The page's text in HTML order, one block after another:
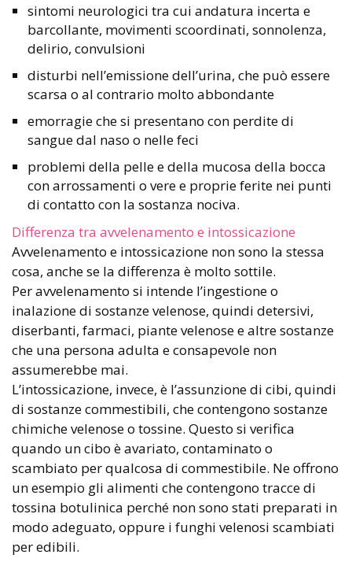
sintomi neurologici tra cui andatura incerta e
barcollante, movimenti scoordinati, sonnolenza,
delirio, convulsioni
disturbi nell’emissione dell’urina, che può essere
scarsa o al contrario molto abbondante
emorragie che si presentano con perdite di
sangue dal naso o nelle feci
problemi della pelle e della mucosa della bocca
con arrossamenti o vere e proprie ferite nei punti
di contatto con la sostanza nociva.
Differenza tra avvelenamento e intossicazione
Avvelenamento e intossicazione non sono la stessa
cosa, anche se la differenza è molto sottile.
Per avvelenamento si intende l’ingestione o
inalazione di sostanze velenose, quindi detersivi,
diserbanti, farmaci, piante velenose e altre sostanze
che una persona adulta e consapevole non
assumerebbe mai.
L’intossicazione, invece, è l’assunzione di cibi, quindi
di sostanze commestibili, che contengono sostanze
chimiche velenose o tossine. Questo si verifica
quando un cibo è avariato, contaminato o
scambiato per qualcosa di commestibile. Ne offrono
un esempio gli alimenti che contengono tracce di
tossina botulinica perché non sono stati preparati in
modo adeguato, oppure i funghi velenosi scambiati
per edibili.